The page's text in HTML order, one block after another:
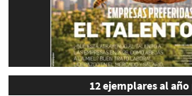
12 ejemplares al